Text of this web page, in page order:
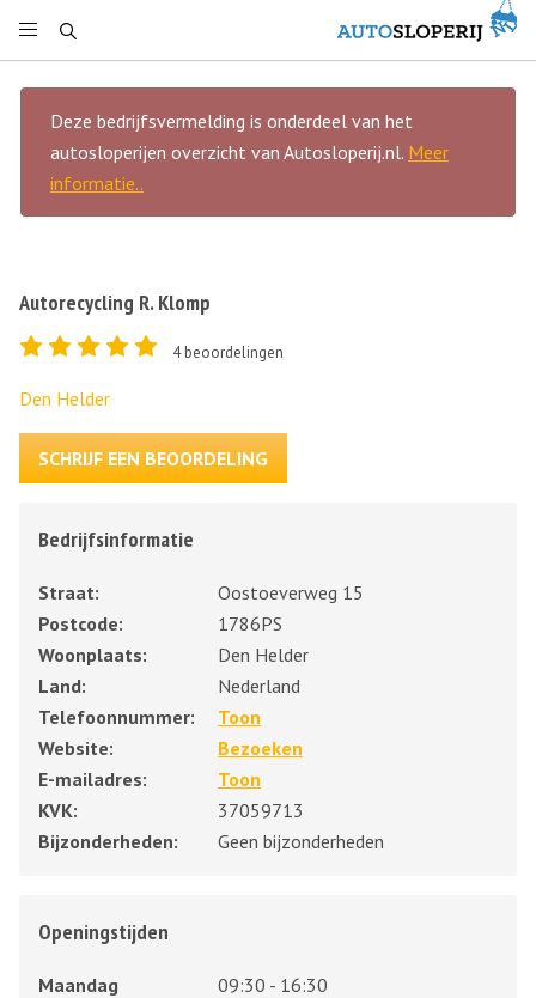
Deze bedrijfsvermelding is onderdeel van het
autosloperijen overzicht van Autosloperij.nl. Meer
informatie..
Autorecycling R. Klomp
4beoordelingen
Den Helder
SCHRIJF EEN BEOORDELING
Bedrijfsinformatie
Straat:
Oostoeverweg 15
Postcode:
1786PS
Woonplaats:
Den Helder
Land:
Nederland
Telefoonnummer:
Toon
Website:
Bezoeken
E-mailadres:
Toon
KVK:
37059713
Bijzonderheden:
Geen bijzonderheden
Openingstijden
Maandag
09:30 - 16:30